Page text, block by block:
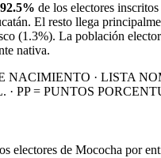
92.5% de los electores
. El resto llega
(1.3%). La población
nativa.
NACIMIENTO · LISTA
· PP = PUNTOS
electores de Mococha por